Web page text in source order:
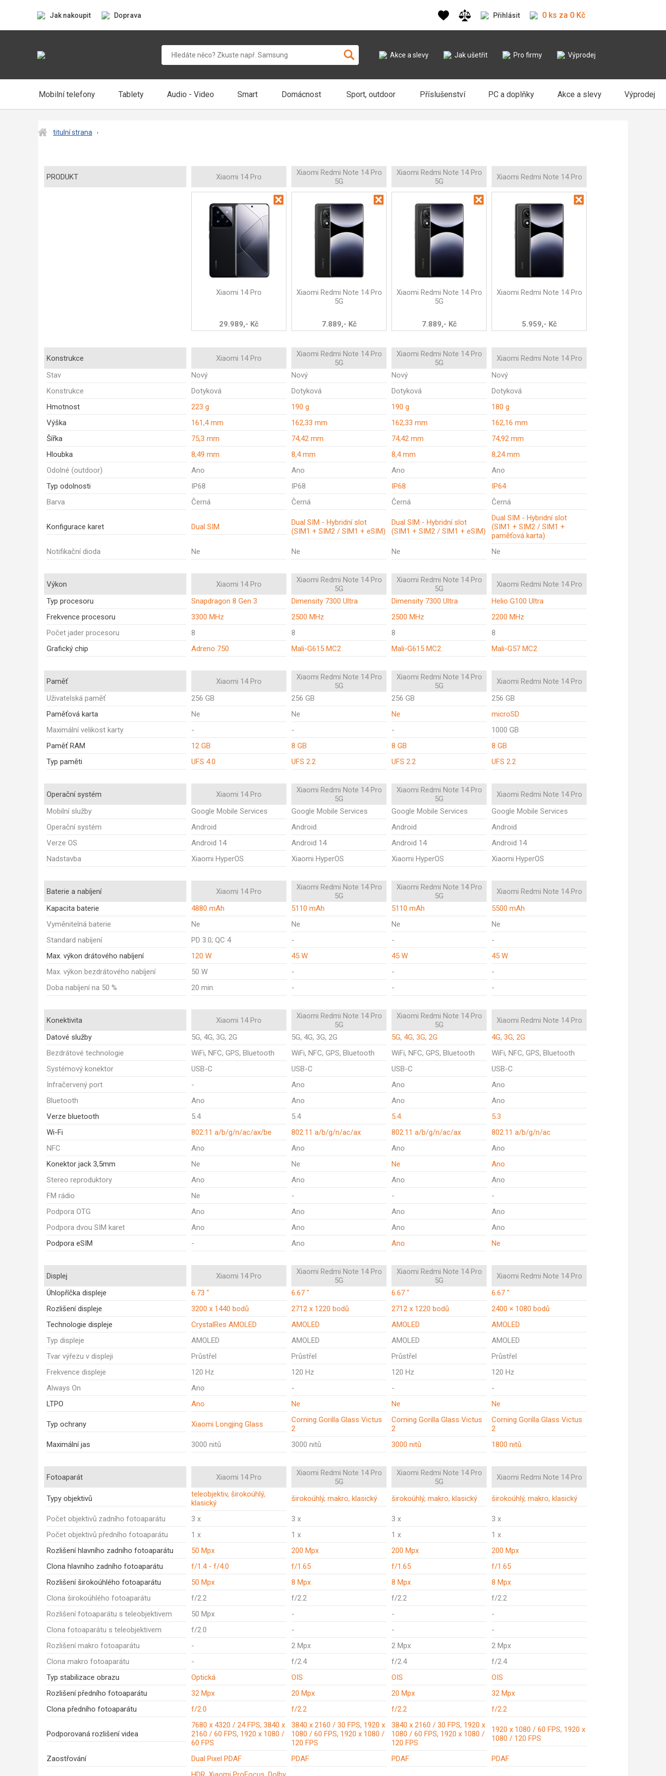
Jak nakoupit Doprava Přihlásit 0 ks za 0 Kč
Akce a slevy Jak ušetřit Pro firmy Výprodej
Mobilní telefony Tablety Audio - Video Smart Domácnost Sport, outdoor Příslušenství PC a doplňky Akce a slevy Výprodej
titulní strana
PRODUKT Xiaomi 14 Pro
Xiaomi Redmi Note 14 Pro
5G
Xiaomi Redmi Note 14 Pro
5G
Xiaomi Redmi Note 14 Pro
Xiaomi 14 Pro
29.989,- Kč
Xiaomi Redmi Note 14 Pro
5G
7.889,- Kč
Xiaomi Redmi Note 14 Pro
5G
7.889,- Kč
Xiaomi Redmi Note 14 Pro
5.959,- Kč
Konstrukce Xiaomi 14 Pro
Xiaomi Redmi Note 14 Pro
5G
Xiaomi Redmi Note 14 Pro
5G
Xiaomi Redmi Note 14 Pro
Stav
Nový Nový Nový
Nový
Konstrukce
Dotyková Dotyková Dotyková
Dotyková
Hmotnost
223 g 190 g 190 g
180 g
Výška
161,4 mm 162,33 mm 162,33 mm
162,16 mm
Šířka
75,3 mm 74,42 mm 74,42 mm
74,92 mm
Hloubka
8,49 mm 8,4 mm 8,4 mm
8,24 mm
Odolné (outdoor)
Ano Ano Ano
Ano
Typ odolnosti
IP68 IP68 IP68
IP64
Barva
Černá Černá Černá Černá
Konfigurace karet Dual SIM
Dual SIM - Hybridní slot
(SIM1 + SIM2 / SIM1 + eSIM)
Dual SIM - Hybridní slot
(SIM1 + SIM2 / SIM1 + eSIM)
Dual SIM - Hybridní slot
(SIM1 + SIM2 / SIM1 +
paměťová karta)
Notifikační dioda
Ne Ne Ne Ne
Výkon Xiaomi 14 Pro
Xiaomi Redmi Note 14 Pro
5G
Xiaomi Redmi Note 14 Pro
5G
Xiaomi Redmi Note 14 Pro
Typ procesoru
Snapdragon 8 Gen 3 Dimensity 7300 Ultra Dimensity 7300 Ultra
Helio G100 Ultra
Frekvence procesoru
3300 MHz 2500 MHz 2500 MHz
2200 MHz
Počet jader procesoru
8 8 8
8
Grafický chip
Adreno 750 Mali-G615 MC2 Mali-G615 MC2 Mali-G57 MC2
Paměť Xiaomi 14 Pro
Xiaomi Redmi Note 14 Pro
5G
Xiaomi Redmi Note 14 Pro
5G
Xiaomi Redmi Note 14 Pro
Uživatelská paměť
256 GB 256 GB 256 GB
256 GB
Paměťová karta
Ne Ne Ne
microSD
Maximální velikost karty
- - -
1000 GB
Paměť RAM
12 GB 8 GB 8 GB
8 GB
Typ paměti
UFS 4.0 UFS 2.2 UFS 2.2 UFS 2.2
Operační systém Xiaomi 14 Pro
Xiaomi Redmi Note 14 Pro
5G
Xiaomi Redmi Note 14 Pro
5G
Xiaomi Redmi Note 14 Pro
Mobilní služby
Google Mobile Services Google Mobile Services Google Mobile Services
Google Mobile Services
Operační systém
Android Android Android
Android
Verze OS
Android 14 Android 14 Android 14
Android 14
Nadstavba
Xiaomi HyperOS Xiaomi HyperOS Xiaomi HyperOS Xiaomi HyperOS
Baterie a nabíjení Xiaomi 14 Pro
Xiaomi Redmi Note 14 Pro
5G
Xiaomi Redmi Note 14 Pro
5G
Xiaomi Redmi Note 14 Pro
Kapacita baterie
4880 mAh 5110 mAh 5110 mAh
5500 mAh
Vyměnitelná baterie
Ne Ne Ne
Ne
Standard nabíjení
PD 3.0; QC 4 - -
-
Max. výkon drátového nabíjení
120 W 45 W 45 W
45 W
Max. výkon bezdrátového nabíjení
50 W - -
-
Doba nabíjení na 50 %
20 min. - - -
Konektivita Xiaomi 14 Pro
Xiaomi Redmi Note 14 Pro
5G
Xiaomi Redmi Note 14 Pro
5G
Xiaomi Redmi Note 14 Pro
Datové služby
5G, 4G, 3G, 2G 5G, 4G, 3G, 2G 5G, 4G, 3G, 2G
4G, 3G, 2G
Bezdrátové technologie
WiFi, NFC, GPS, Bluetooth WiFi, NFC, GPS, Bluetooth WiFi, NFC, GPS, Bluetooth
WiFi, NFC, GPS, Bluetooth
Systémový konektor
USB-C USB-C USB-C
USB-C
Infračervený port
- Ano Ano
Ano
Bluetooth
Ano Ano Ano
Ano
Verze bluetooth
5.4 5.4 5.4
5.3
Wi-Fi
802.11 a/b/g/n/ac/ax/be 802.11 a/b/g/n/ac/ax 802.11 a/b/g/n/ac/ax
802.11 a/b/g/n/ac
NFC
Ano Ano Ano
Ano
Konektor jack 3,5mm
Ne Ne Ne
Ano
Stereo reproduktory
Ano Ano Ano
Ano
FM rádio
Ne - -
-
Podpora OTG
Ano Ano Ano
Ano
Podpora dvou SIM karet
Ano Ano Ano
Ano
Podpora eSIM
- Ano Ano Ne
Displej Xiaomi 14 Pro
Xiaomi Redmi Note 14 Pro
5G
Xiaomi Redmi Note 14 Pro
5G
Xiaomi Redmi Note 14 Pro
Úhlopříčka displeje
6.73 " 6.67 " 6.67 "
6.67 "
Rozlišení displeje
3200 x 1440 bodů 2712 x 1220 bodů 2712 x 1220 bodů
2400 × 1080 bodů
Technologie displeje
CrystalRes AMOLED AMOLED AMOLED
AMOLED
Typ displeje
AMOLED AMOLED AMOLED
AMOLED
Tvar výřezu v displeji
Průstřel Průstřel Průstřel
Průstřel
Frekvence displeje
120 Hz 120 Hz 120 Hz
120 Hz
Always On
Ano - -
-
LTPO
Ano Ne Ne Ne
Typ ochrany Xiaomi Longjing Glass
Corning Gorilla Glass Victus
2
Corning Gorilla Glass Victus
2
Corning Gorilla Glass Victus
2
Maximální jas
3000 nitů 3000 nitů 3000 nitů 1800 nitů
Fotoaparát Xiaomi 14 Pro
Xiaomi Redmi Note 14 Pro
5G
Xiaomi Redmi Note 14 Pro
5G
Xiaomi Redmi Note 14 Pro
Typy objektivů
teleobjektiv, širokoúhlý,
klasický
širokoúhlý, makro, klasický širokoúhlý, makro, klasický širokoúhlý, makro, klasický
Počet objektivů zadního fotoaparátu 3 x 3 x 3 x
3 x
Počet objektivů předního fotoaparátu
1 x 1 x 1 x
1 x
Rozlišení hlavního zadního fotoaparátu
50 Mpx 200 Mpx 200 Mpx
200 Mpx
Clona hlavního zadního fotoaparátu
f/1.4 - f/4.0 f/1.65 f/1.65
f/1.65
Rozlišení širokoúhlého fotoaparátu
50 Mpx 8 Mpx 8 Mpx
8 Mpx
Clona širokoúhlého fotoaparátu
f/2.2 f/2.2 f/2.2
f/2.2
Rozlišení fotoaparátu s teleobjektivem
50 Mpx - -
-
Clona fotoaparátu s teleobjektivem
f/2.0 - -
-
Rozlišení makro fotoaparátu
- 2 Mpx 2 Mpx
2 Mpx
Clona makro fotoaparátu
- f/2.4 f/2.4
f/2.4
Typ stabilizace obrazu
Optická OIS OIS
OIS
Rozlišení předního fotoaparátu
32 Mpx 20 Mpx 20 Mpx
32 Mpx
Clona předního fotoaparátu
f/2.0 f/2.2 f/2.2 f/2.2
Podporovaná rozlišení videa
7680 x 4320 / 24 FPS, 3840 x
2160 / 60 FPS, 1920 x 1080 /
60 FPS
3840 x 2160 / 30 FPS, 1920 x
1080 / 60 FPS, 1920 x 1080 /
120 FPS
3840 x 2160 / 30 FPS, 1920 x
1080 / 60 FPS, 1920 x 1080 /
120 FPS
1920 x 1080 / 60 FPS, 1920 x
1080 / 120 FPS
Zaostřování Dual Pixel PDAF PDAF PDAF PDAF